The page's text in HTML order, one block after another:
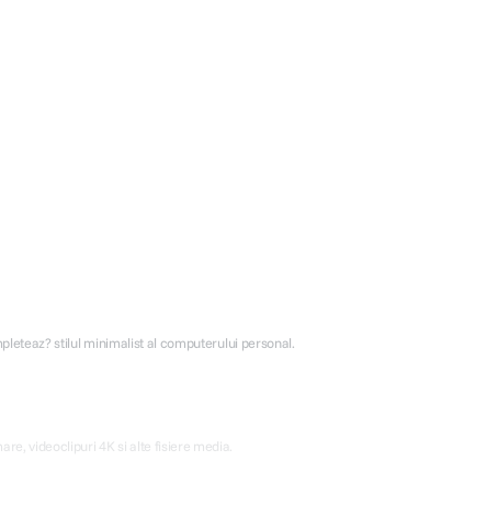
stilul minimalist al computerului personal.
videoclipuri 4K si alte fisiere media.